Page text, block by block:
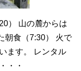
） 山の麓からは
朝食（7:30） 火で
ます。 レンタル
・・